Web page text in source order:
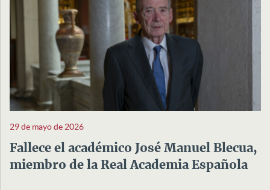
29 de mayo de 2026
Fallece el académico José Manuel Blecua,
miembro de la Real Academia Española